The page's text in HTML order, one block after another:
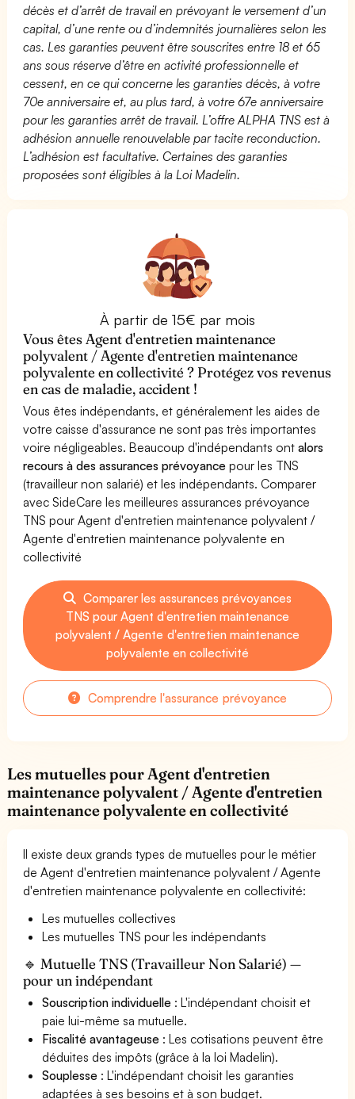
décès et d’arrêt de travail en prévoyant le versement d’un
capital, d’une rente ou d’indemnités journalières selon les
cas. Les garanties peuvent être souscrites entre 18 et 65
ans sous réserve d’être en activité professionnelle et
cessent, en ce qui concerne les garanties décès, à votre
70e anniversaire et, au plus tard, à votre 67e anniversaire
pour les garanties arrêt de travail. L’offre ALPHA TNS est à
adhésion annuelle renouvelable par tacite reconduction.
L’adhésion est facultative. Certaines des garanties
proposées sont éligibles à la Loi Madelin.
À partir de 15€ par mois
Vous êtes Agent d'entretien maintenance
polyvalent / Agente d'entretien maintenance
polyvalente en collectivité ? Protégez vos revenus
en cas de maladie, accident !
Vous êtes indépendants, et généralement les aides de
votre caisse d'assurance ne sont pas très importantes
voire négligeables. Beaucoup d'indépendants ontalors
recours à des assurances prévoyance pour les TNS
(travailleur non salarié) et les indépendants. Comparer
avec SideCare les meilleures assurances prévoyance
TNS pour Agent d'entretien maintenance polyvalent /
Agente d'entretien maintenance polyvalente en
collectivité
Comparer les assurances prévoyances
TNS pour Agent d'entretien maintenance
polyvalent / Agente d'entretien maintenance
polyvalente en collectivité
Comprendre l'assurance prévoyance
Les mutuelles pour Agent d'entretien
maintenance polyvalent / Agente d'entretien
maintenance polyvalente en collectivité
Il existe deux grands types de mutuelles pour le métier
de Agent d'entretien maintenance polyvalent / Agente
d'entretien maintenance polyvalente en collectivité:
Les mutuelles collectives
Les mutuelles TNS pour les indépendants
🔹 Mutuelle TNS (Travailleur Non Salarié) —
pour un indépendant
Souscription individuelle : L'indépendant choisit et
paie lui-même sa mutuelle.
Fiscalité avantageuse : Les cotisations peuvent être
déduites des impôts (grâce à la loi Madelin).
Souplesse : L'indépendant choisit les garanties
adaptées à ses besoins et à son budget.